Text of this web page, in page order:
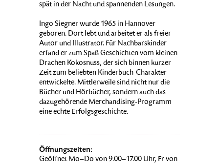
spät in der Nacht und spannenden Lesungen.
Ingo Siegner wurde 1965 in Hannover
geboren. Dort lebt und arbeitet er als freier
Autor und Illustrator. Für Nachbarskinder
erfand er zum Spaß Geschichten vom kleinen
Drachen Kokosnuss, der sich binnen kurzer
Zeit zum beliebten Kinderbuch-Charakter
entwickelte. Mittlerweile sind nicht nur die
Bücher und Hörbücher, sondern auch das
dazugehörende Merchandising-Programm
eine echte Erfolgsgeschichte.
Öffnungszeiten:
Geöffnet Mo–Do von 9.00–17.00 Uhr, Fr von